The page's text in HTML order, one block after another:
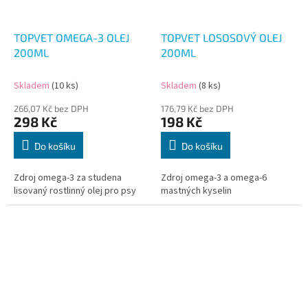
TOPVET OMEGA-3 OLEJ
200ML
Skladem (10 ks)
266,07 Kč bez DPH
298 Kč
Do košíku
Zdroj omega-3 za studena
lisovaný rostlinný olej pro psy
TOPVET LOSOSOVÝ OLEJ
200ML
Skladem (8 ks)
176,79 Kč bez DPH
198 Kč
Do košíku
Zdroj omega-3 a omega-6
mastných kyselin